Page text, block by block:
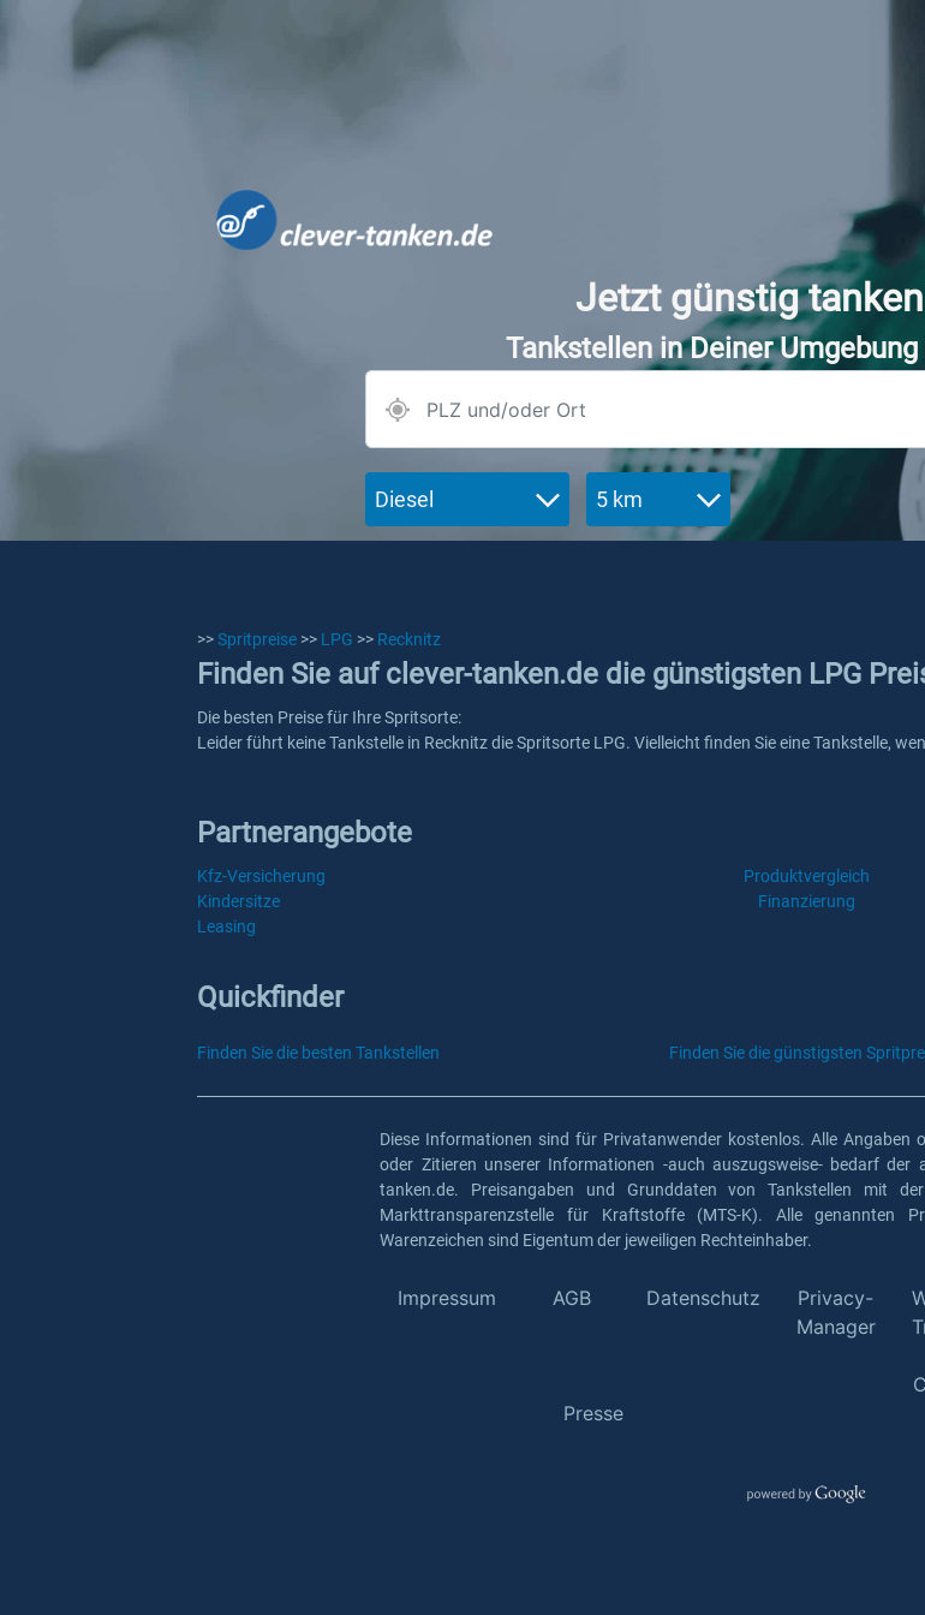
Jetzt günstig
Tankstellen in Deiner
Diesel 5 km
>>Spritpreise >> LPG >> Recknitz
Finden Sie auf clever-tanken.de die günstigsten LPG
Die besten Preise für Ihre Spritsorte:
Leider führt keine Tankstelle in Recknitz die Spritsorte LPG. Vielleicht finden Sie eine Tankstelle,
Partnerangebote
Kfz-Versicherung Produktvergleich
Kindersitze
Finanzierung
Leasing
Quickfinder
Finden Sie die besten Tankstellen Finden Sie die günstigsten
Diese Informationen sind für Privatanwender kostenlos. Alle Angaben
oder Zitieren unserer Informationen -auch auszugsweise- bedarf der
tanken.de. Preisangaben und Grunddaten von Tankstellen mit
Markttransparenzstelle für Kraftstoffe (MTS-K). Alle genannten
Warenzeichen sind Eigentum der jeweiligen Rechteinhaber.
Impressum AGB Datenschutz
Privacy-
Manager
Presse